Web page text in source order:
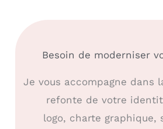
Besoin de moderniser
Je vous accompagne dans
refonte de votre
logo, charte graphique,